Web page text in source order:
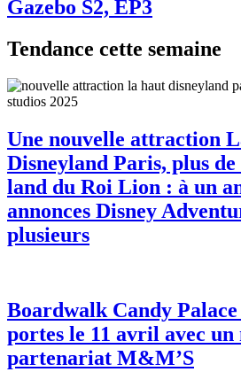
Gazebo S2, EP3
Tendance cette semaine
Une nouvelle attraction
Disneyland Paris, plus
land du Roi Lion : à un
annonces Disney
plusieurs
Boardwalk Candy
portes le 11 avril avec un
partenariat M&M’S